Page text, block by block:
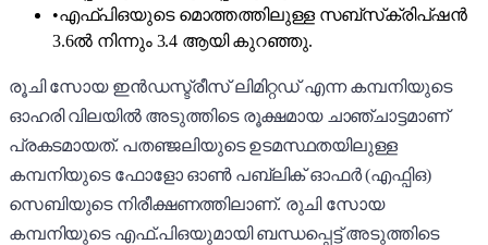
•എഫ്‌പിഒയുടെ മൊത്തത്തിലുള്ള സബ്‌സ്‌ക്രിപ്‌ഷൻ
3.6ൽ നിന്നും 3.4 ആയി കുറഞ്ഞു.
രൂചി സോയ ഇൻഡസ്ട്രീസ് ലിമിറ്റഡ് എന്ന കമ്പനിയുടെ
ഓഹരി വിലയിൽ അടുത്തിടെ രൂക്ഷമായ ചാഞ്ചാട്ടമാണ്
പ്രകടമായത്. പതഞ്ജലിയുടെ ഉടമസ്ഥതയിലുള്ള
കമ്പനിയുടെ ഫോളോ ഓൺ പബ്ലിക് ഓഫർ (എഫ്പിഒ)
സെബിയുടെ നിരീക്ഷണത്തിലാണ്. രുചി സോയ
കമ്പനിയുടെ എഫ്.പിഒയുമായി ബന്ധപ്പെട്ട് അടുത്തിടെ